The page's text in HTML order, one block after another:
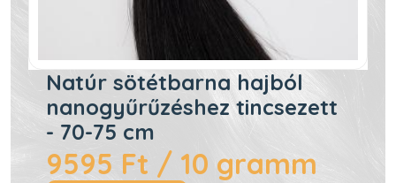
Natúr sötétbarna hajból
nanogyűrűzéshez tincsezett
- 70-75 cm
9595 Ft / 10 gramm